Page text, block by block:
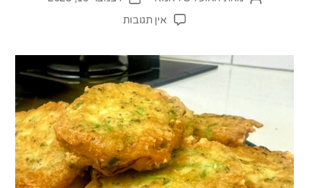
אין תגובותעל
וגבינה
מדהימות
שלא
תרצו
לפספס